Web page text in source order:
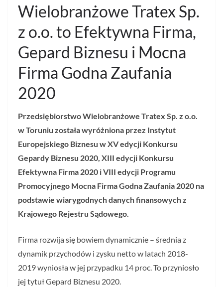
Wielobranżowe Tratex Sp.
z o.o. to Efektywna Firma,
Gepard Biznesu i Mocna
Firma Godna Zaufania
2020
Przedsiębiorstwo Wielobranżowe Tratex Sp. z o.o.
w Toruniu została wyróżniona przez Instytut
Europejskiego Biznesu w XV edycji Konkursu
Gepardy Biznesu 2020, XIII edycji Konkursu
Efektywna Firma 2020 i VIII edycji Programu
Promocyjnego Mocna Firma Godna Zaufania 2020 na
podstawie wiarygodnych danych finansowych z
Krajowego Rejestru Sądowego.
Firma rozwija się bowiem dynamicznie – średnia z
dynamik przychodów i zysku netto w latach 2018-
2019 wyniosła w jej przypadku 14 proc. To przyniosło
jej tytuł Gepard Biznesu 2020.